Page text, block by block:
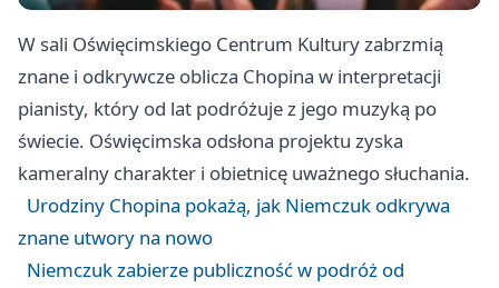
W sali Oświęcimskiego Centrum Kultury zabrzmią
znane i odkrywcze oblicza Chopina w interpretacji
pianisty, który od lat podróżuje z jego muzyką po
świecie. Oświęcimska odsłona projektu zyska
kameralny charakter i obietnicę uważnego słuchania.
Urodziny Chopina pokażą, jak Niemczuk odkrywa
znane utwory na nowo
Niemczuk zabierze publiczność w podróż od